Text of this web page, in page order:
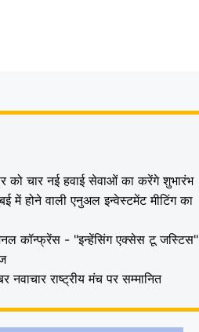
को चार नई हवाई सेवाओं का करेंगे शुभारंभ
में होने वाली एनुअल इन्वेस्टमेंट मीटिंग का
कॉन्फ्रेंस - "इन्हेंसिंग एक्सेस टू जस्टिस"
नवाचार राष्ट्रीय मंच पर सम्मानित